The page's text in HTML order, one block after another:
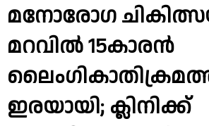
മനോരോഗ
മറവില്‍ 15കാരന്‍
ഇരയായി; ക്ലിനിക്ക്